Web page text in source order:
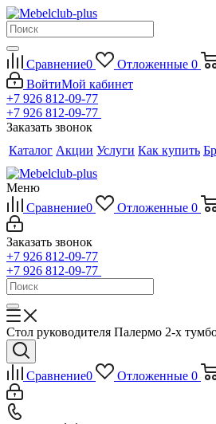
Сравнение0 Отложенные 0
ВойтиМой кабинет
+7 926 812-09-77
+7 926 812-09-77
Заказать звонок
Каталог Акции Услуги Как купить
Меню
Сравнение0 Отложенные 0
Заказать звонок
+7 926 812-09-77
+7 926 812-09-77
Стол руководителя Палермо 2-х
Сравнение0 Отложенные 0